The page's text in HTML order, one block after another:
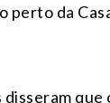
perto da
disseram